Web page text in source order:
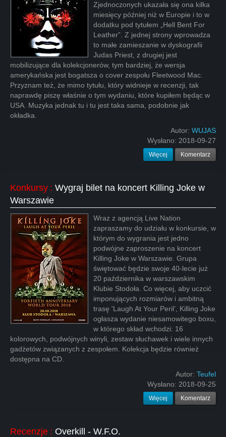
Zjednoczonych ukazała się ona kilka
miesięcy później niż w Europie i to w
dodatku pod tytułem „Hell Bent For
Leather”. Z jednej strony wprowadza
to małe zamieszanie w dyskografii
Judas Priest, z drugiej jest
mobilizujące dla kolekcjonerów, tym bardziej, że wersja
amerykańska jest bogatsza o cover zespołu Fleetwood Mac.
Przyznam też, że mimo tytułu, który widnieje w recenzji, tak
naprawdę piszę właśnie o tym wydaniu, które kupiłem będąc w
USA. Muzyka jednak tu i tu jest taka sama, podobnie jak
okładka.
Autor: WUJAS
Wysłano: 2018-09-27
Więcej Komentarz
Konkursy : Wygraj bilet na koncert Killing Joke w
Warszawie
Wraz z agencją Live Nation
zapraszamy do udziału w konkursie, w
którym do wygrania jest jedno
podwójne zaproszenie na koncert
Killing Joke w Warszawie. Grupa
świętować będzie swoje 40-lecie już
20 października w warszawskim
Klubie Stodoła. Co więcej, aby uczcić
imponujących rozmiarów i ambitną
trasę 'Laugh At Your Peril’, Killing Joke
ogłasza wydanie niesamowitego boxu,
w którego skład wchodzi: 16
kolorowych, podwójnych winyli, zestaw słuchawek i wiele innych
gadżetów związanych z zespołem. Kolekcja będzie również
dostępna na CD.
Autor: Teufel
Wysłano: 2018-09-25
Więcej Komentarz
Recenzje : Overkill - W.F.O.